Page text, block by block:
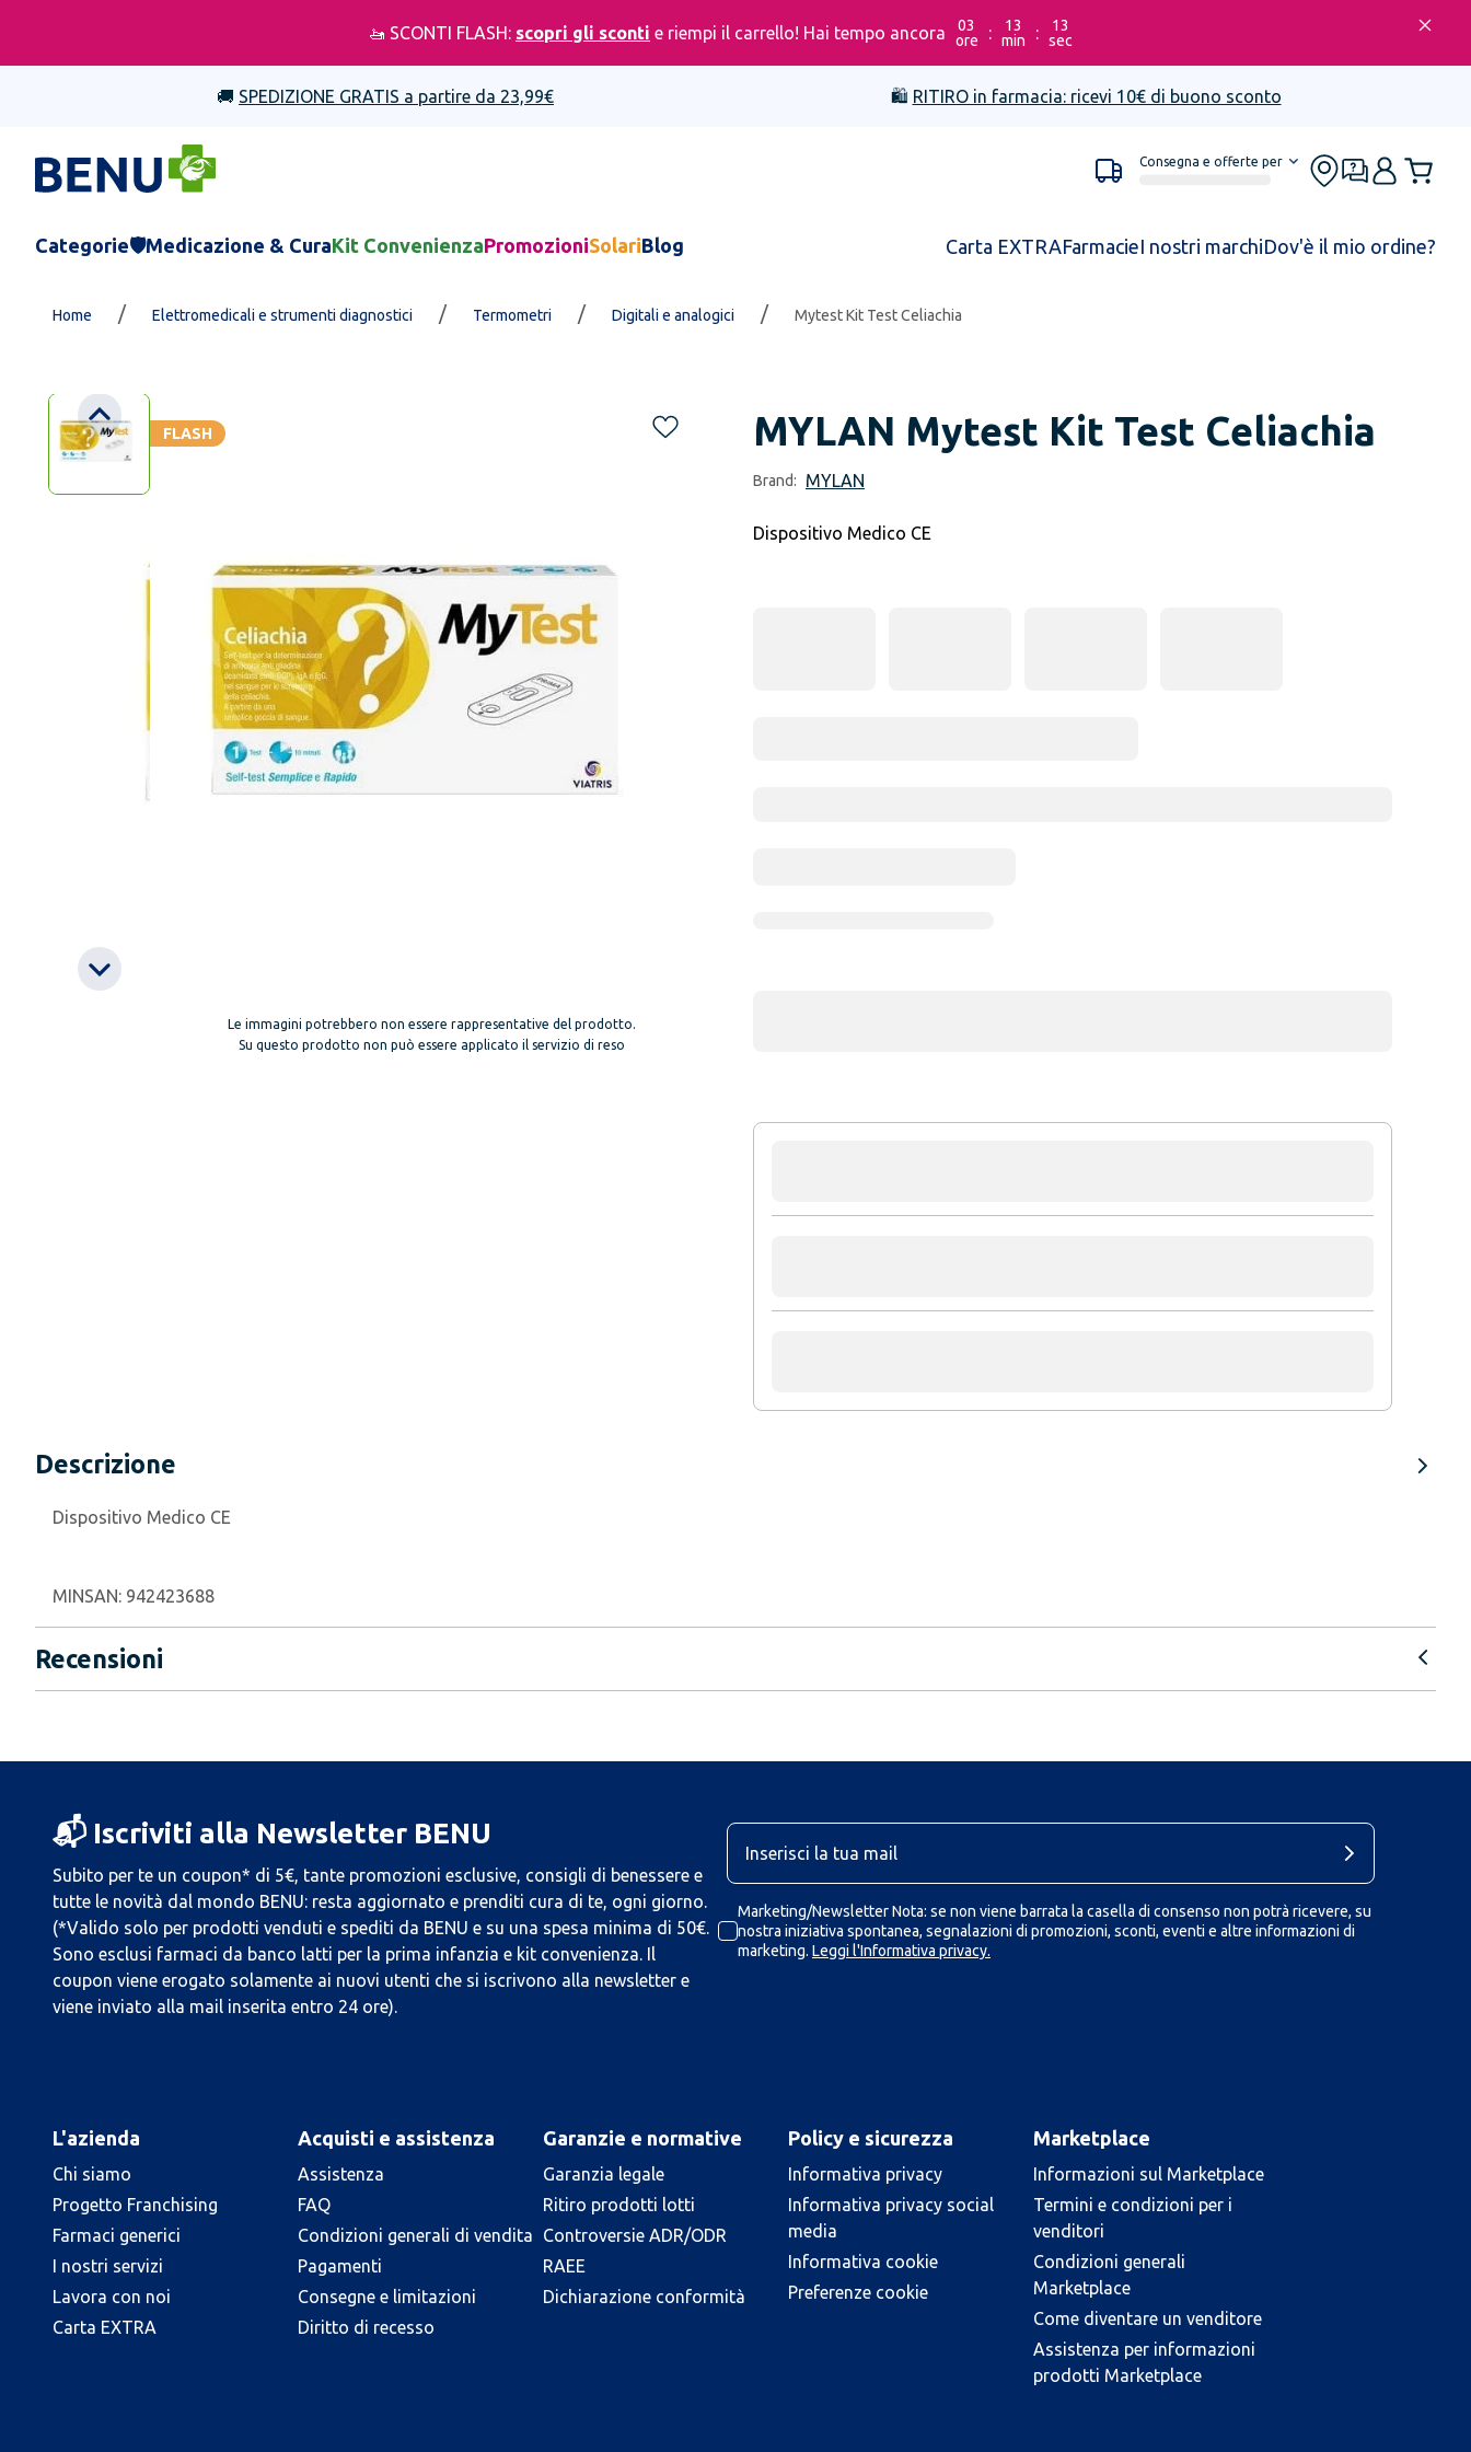
🚤 SCONTI FLASH: scopri gli sconti e riempi il carrello! Hai tempo ancora
03
ore
:
13
min
:
13
sec
🚚 SPEDIZIONE GRATIS a partire da 23,99€ 🛍️ RITIRO in farmacia: ricevi 10€ di buono sconto
Consegna e offerte per
Categorie🛡️Medicazione & CuraKit ConvenienzaPromozioniSolariBlog Carta EXTRAFarmacieI nostri marchiDov'è il mio ordine?
Home / Elettromedicali e strumenti diagnostici / Termometri / Digitali e analogici / Mytest Kit Test Celiachia
FLASH
Le immagini potrebbero non essere rappresentative del prodotto.
Su questo prodotto non può essere applicato il servizio di reso
MYLAN Mytest Kit Test Celiachia
Brand: MYLAN
Dispositivo Medico CE
Descrizione
Dispositivo Medico CE
MINSAN: 942423688
Recensioni
📬 Iscriviti alla Newsletter BENU
Subito per te un coupon* di 5€, tante promozioni esclusive, consigli di benessere e
tutte le novità dal mondo BENU: resta aggiornato e prenditi cura di te, ogni giorno.
(*Valido solo per prodotti venduti e spediti da BENU e su una spesa minima di 50€.
Sono esclusi farmaci da banco latti per la prima infanzia e kit convenienza. Il
coupon viene erogato solamente ai nuovi utenti che si iscrivono alla newsletter e
viene inviato alla mail inserita entro 24 ore).
Marketing/Newsletter Nota: se non viene barrata la casella di consenso non potrà ricevere, su
nostra iniziativa spontanea, segnalazioni di promozioni, sconti, eventi e altre informazioni di
marketing. Leggi l'Informativa privacy.
L'azienda
Chi siamo
Progetto Franchising
Farmaci generici
I nostri servizi
Lavora con noi
Carta EXTRA
Acquisti e assistenza
Assistenza
FAQ
Condizioni generali di vendita
Pagamenti
Consegne e limitazioni
Diritto di recesso
Garanzie e normative
Garanzia legale
Ritiro prodotti lotti
Controversie ADR/ODR
RAEE
Dichiarazione conformità
Policy e sicurezza
Informativa privacy
Informativa privacy social
media
Informativa cookie
Preferenze cookie
Marketplace
Informazioni sul Marketplace
Termini e condizioni per i
venditori
Condizioni generali
Marketplace
Come diventare un venditore
Assistenza per informazioni
prodotti Marketplace